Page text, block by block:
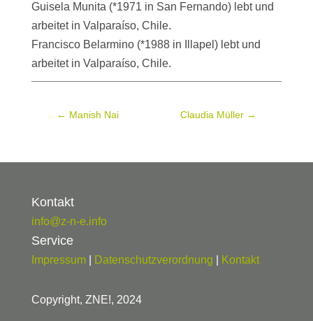
Guisela Munita (*1971 in San Fernando) lebt und
arbeitet in Valparaíso, Chile.
Francisco Belarmino (*1988 in Illapel) lebt und
arbeitet in Valparaíso, Chile.
← Manish Nai Claudia Müller →
Kontakt
info@z-n-e.info
Service
Impressum| Datenschutzverordnung Kontakt
Copyright, ZNE!, 2024